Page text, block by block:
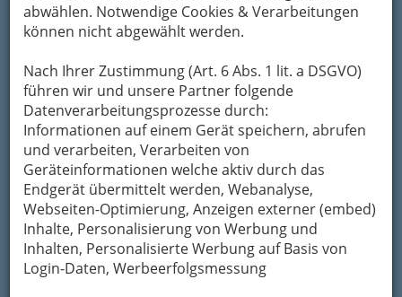
abwählen. Notwendige Cookies & Verarbeitungen
können nicht abgewählt werden.
Nach Ihrer Zustimmung (Art. 6 Abs. 1 lit. a DSGVO)
führen wir und unsere Partner folgende
Datenverarbeitungsprozesse durch:
Informationen auf einem Gerät speichern, abrufen
und verarbeiten, Verarbeiten von
Geräteinformationen welche aktiv durch das
Endgerät übermittelt werden, Webanalyse,
Webseiten-Optimierung, Anzeigen externer (embed)
Inhalte, Personalisierung von Werbung und
Inhalten, Personalisierte Werbung auf Basis von
Login-Daten, Werbeerfolgsmessung
Navigation
Bibliotheken